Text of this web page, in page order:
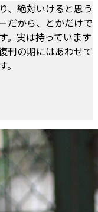
、絶対いけると思う
だから、とかだけで
。実は持っています
刊の期にはあわせて